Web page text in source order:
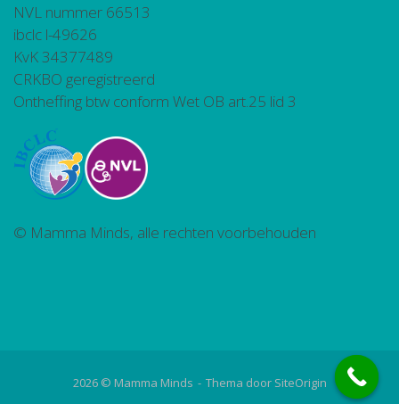
NVL nummer 66513
ibclc l-49626
KvK 34377489
CRKBO geregistreerd
Ontheffing btw conform Wet OB art.25 lid 3
© Mamma Minds, alle rechten voorbehouden
2026 © Mamma Minds Thema door SiteOrigin